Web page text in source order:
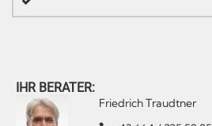
IHR BERATER:
Friedrich Traudtner